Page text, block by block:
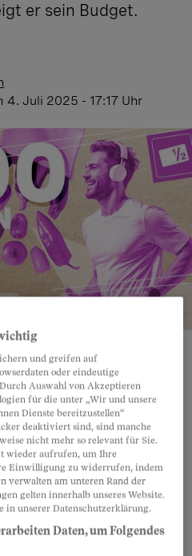
er sein Budget.
4. Juli 2025 - 17:17 Uhr
Kommentare
dem Gymnasium an
Philosophie,
und Finanzwesen.
und greifen auf
oder eindeutige
Auswahl von Akzeptieren
für die unter „Wir und unsere
Dienste bereitzustellen“
deaktiviert sind, sind manche
nicht mehr so relevant für Sie.
wieder aufrufen, um Ihre
Einwilligung zu widerrufen, indem
verwalten am unteren Rand der
gelten innerhalb unseres Website.
in unserer Datenschutzerklärung.
Daten, um Folgendes